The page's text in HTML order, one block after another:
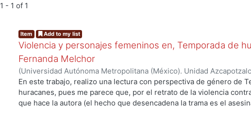
1 - 1 of 1
Item Add to my list
Violencia y personajes femeninos en, Temporada de
Fernanda Melchor
(Universidad Autónoma Metropolitana (México). Unidad
de Servicios de Información.,2019-11)Hernández Ojendi, Alejandra
En este trabajo, realizo una lectura con perspectiva de género de
huracanes, pues me parece que, por el retrato de la violencia
que hace la autora (el hecho que desencadena la trama es el